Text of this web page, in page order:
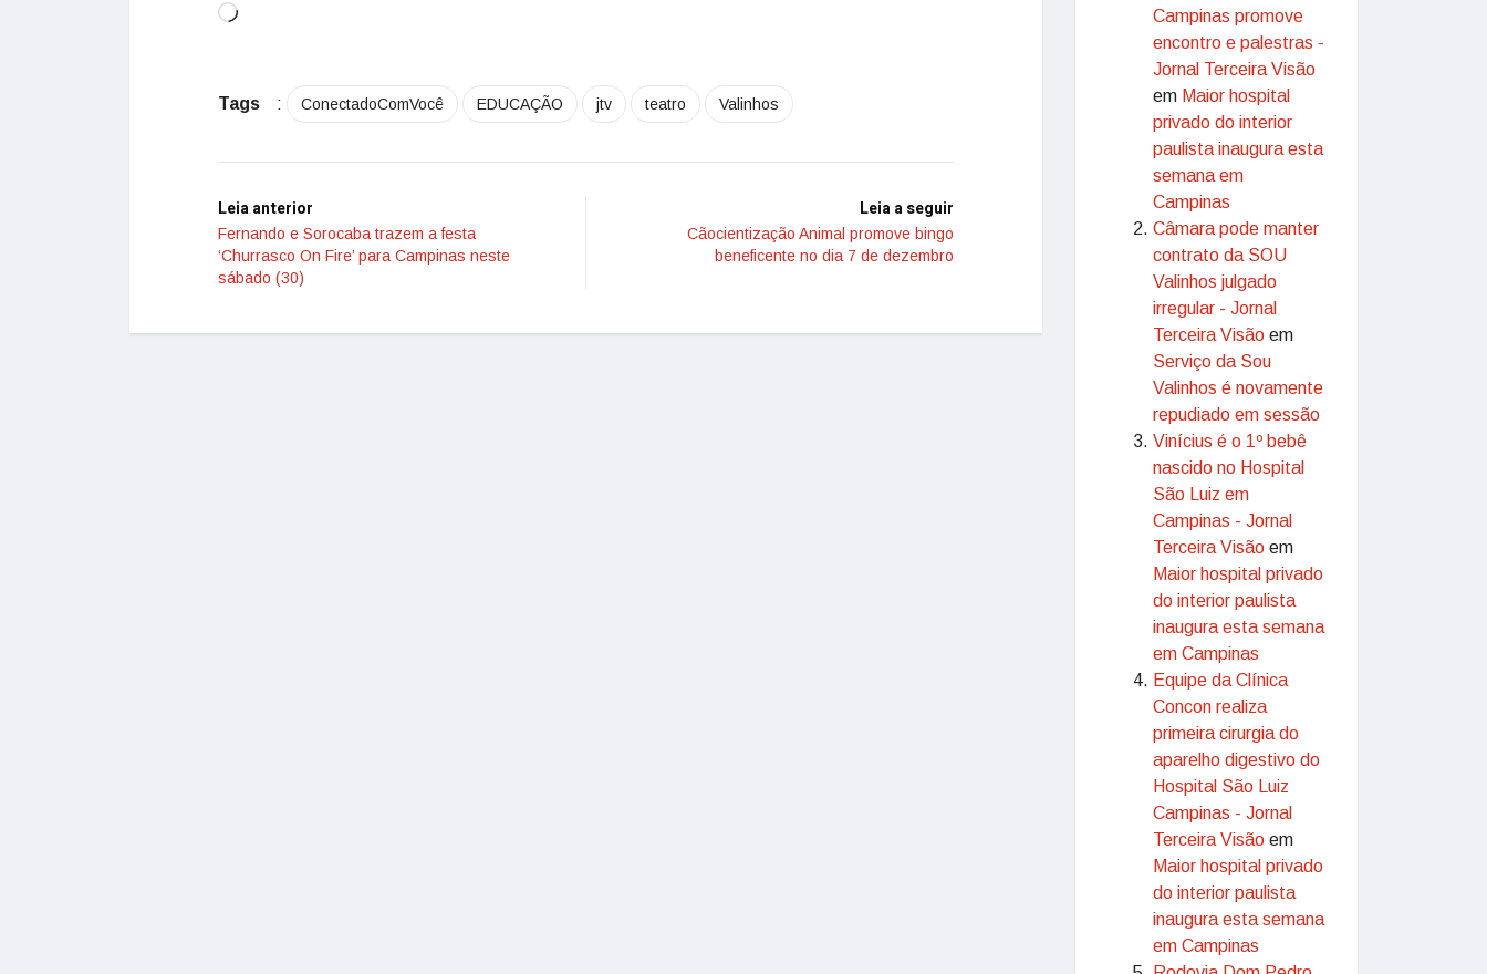
Tags : ConectadoComVocê EDUCAÇÃO jtv teatro Valinhos
Leia anterior
Fernando e Sorocaba trazem a festa
‘Churrasco On Fire’ para Campinas neste
sábado (30)
Leia a seguir
Cãocientização Animal promove bingo
beneficente no dia 7 de dezembro
Campinas promove
encontro e palestras -
Jornal Terceira Visão
em Maior hospital
privado do interior
paulista inaugura esta
semana em
Campinas
Câmara pode manter
contrato da SOU
Valinhos julgado
irregular - Jornal
Terceira Visão em
Serviço da Sou
Valinhos é novamente
repudiado em sessão
Vinícius é o 1º bebê
nascido no Hospital
São Luiz em
Campinas - Jornal
Terceira Visão em
Maior hospital privado
do interior paulista
inaugura esta semana
em Campinas
Equipe da Clínica
Concon realiza
primeira cirurgia do
aparelho digestivo do
Hospital São Luiz
Campinas - Jornal
Terceira Visão em
Maior hospital privado
do interior paulista
inaugura esta semana
em Campinas